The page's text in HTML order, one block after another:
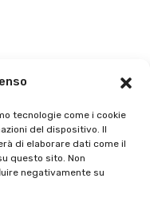
tecnologie come i cookie
del dispositivo. Il
di elaborare dati come il
questo sito. Non
negativamente su
prodotti
e condizioni